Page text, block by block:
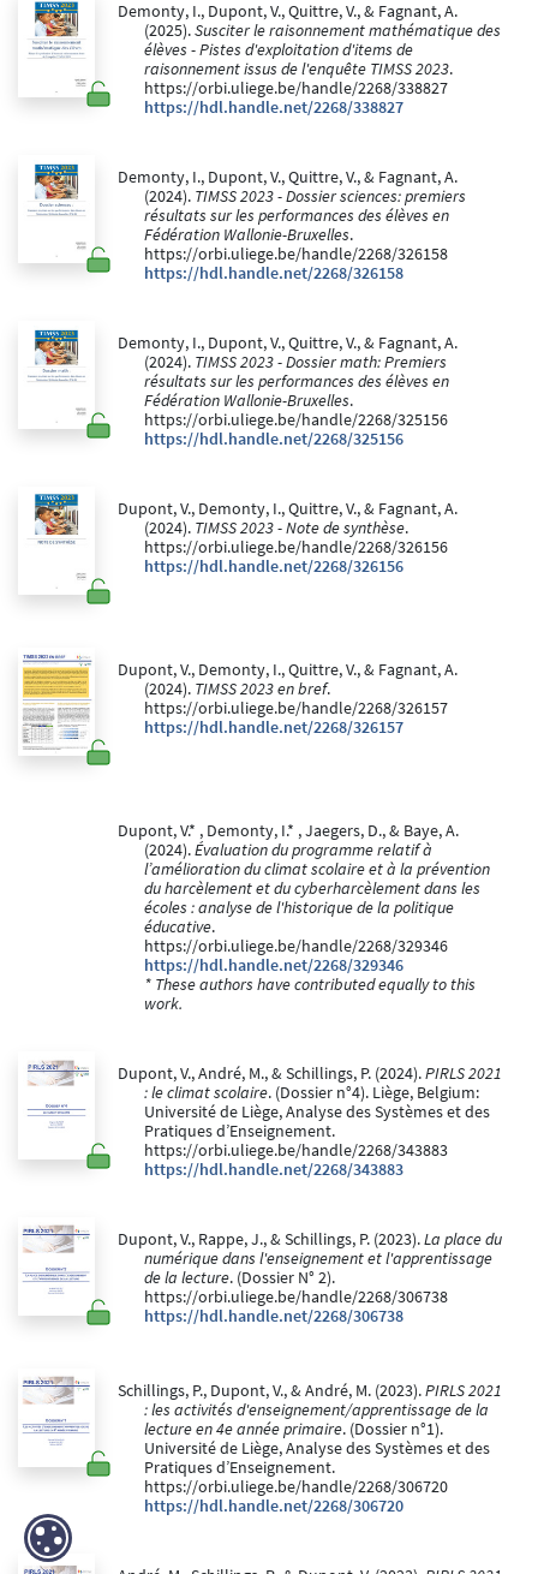
Demonty, I., Dupont, V., Quittre, V., & Fagnant, A.
(2025).Susciter le raisonnement mathématique des
élèves - Pistes d'exploitation d'items de
raisonnement issus de l'enquête TIMSS 2023.
https://orbi.uliege.be/handle/2268/338827
https://hdl.handle.net/2268/338827
Demonty, I., Dupont, V., Quittre, V., & Fagnant, A.
(2024). TIMSS 2023 - Dossier sciences: premiers
résultats sur les performances des élèves en
Fédération Wallonie-Bruxelles.
https://orbi.uliege.be/handle/2268/326158
https://hdl.handle.net/2268/326158
Demonty, I., Dupont, V., Quittre, V., & Fagnant, A.
(2024). TIMSS 2023 - Dossier math: Premiers
résultats sur les performances des élèves en
Fédération Wallonie-Bruxelles.
https://orbi.uliege.be/handle/2268/325156
https://hdl.handle.net/2268/325156
Dupont, V., Demonty, I., Quittre, V., & Fagnant, A.
(2024). TIMSS 2023 - Note de synthèse.
https://orbi.uliege.be/handle/2268/326156
https://hdl.handle.net/2268/326156
Dupont, V., Demonty, I., Quittre, V., & Fagnant, A.
(2024). TIMSS 2023 en bref.
https://orbi.uliege.be/handle/2268/326157
https://hdl.handle.net/2268/326157
Dupont, V.* , Demonty, I.* , Jaegers, D., & Baye, A.
(2024).Évaluation du programme relatif à
l’amélioration du climat scolaire et à la prévention
du harcèlement et du cyberharcèlement dans les
écoles : analyse de l'historique de la politique
éducative.
https://orbi.uliege.be/handle/2268/329346
https://hdl.handle.net/2268/329346
* These authors have contributed equally to this
work.
Dupont, V., André, M., & Schillings, P. (2024).PIRLS 2021
: le climat scolaire. (Dossier n°4). Liège, Belgium:
Université de Liège, Analyse des Systèmes et des
Pratiques d’Enseignement.
https://orbi.uliege.be/handle/2268/343883
https://hdl.handle.net/2268/343883
Dupont, V., Rappe, J., & Schillings, P. (2023).La place du
numérique dans l'enseignement et l'apprentissage
de la lecture. (Dossier N° 2).
https://orbi.uliege.be/handle/2268/306738
https://hdl.handle.net/2268/306738
Schillings, P., Dupont, V., & André, M. (2023).PIRLS 2021
: les activités d'enseignement/apprentissage de la
lecture en 4e année primaire. (Dossier n°1).
Université de Liège, Analyse des Systèmes et des
Pratiques d’Enseignement.
https://orbi.uliege.be/handle/2268/306720
https://hdl.handle.net/2268/306720